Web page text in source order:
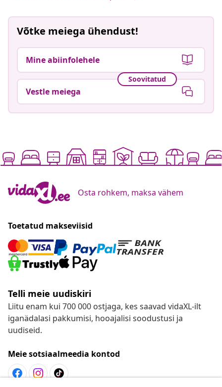
Võtke meiega ühendust!
Mine abiinfolehele
Soovitatud
Vestle meiega
Osta rohkem, maksa vähem
Toetatud makseviisid
Telli meie uudiskiri
Liitu enam kui 700 000 ostjaga, kes saavad vidaXL-ilt
iganädalasi pakkumisi, hooajalisi soodustusi ja
uudiseid.
Meie sotsiaalmeedia kontod